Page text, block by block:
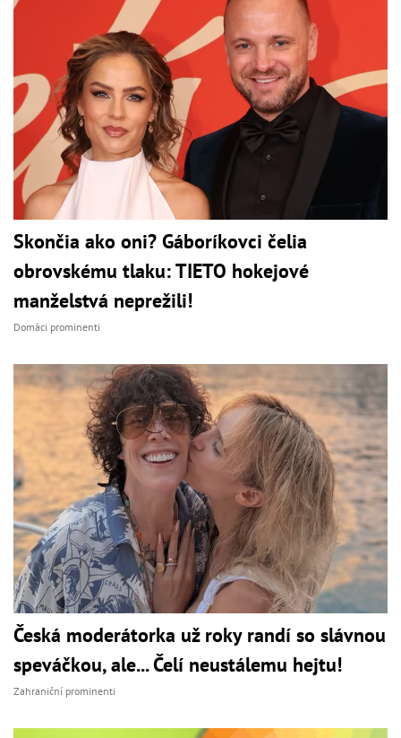
Skončia ako oni? Gáboríkovci čelia
obrovskému tlaku: TIETO hokejové
manželstvá neprežili!
Domáci prominenti
Česká moderátorka už roky randí so slávnou
speváčkou, ale... Čelí neustálemu hejtu!
Zahraniční prominenti